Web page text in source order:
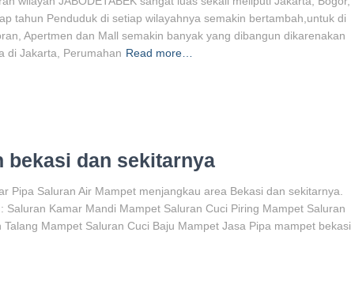
tahun Penduduk di setiap wilayahnya semakin bertambah,untuk di
Apertmen dan Mall semakin banyak yang dibangun dikarenakan
di Jakarta, Perumahan Read more…
bekasi dan sekitarnya
Pipa Saluran Air Mampet menjangkau area Bekasi dan sekitarnya.
Kamar Mandi Mampet Saluran Cuci Piring Mampet Saluran
Mampet Saluran Cuci Baju Mampet Jasa Pipa mampet bekasi